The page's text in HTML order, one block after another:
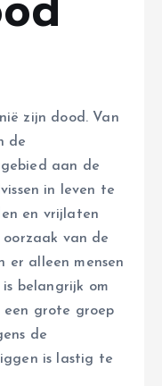
zijn dood. Van
de
aan de
in leven te
en vrijlaten
van de
er alleen mensen
belangrijk om
een grote groep
de
is lastig te